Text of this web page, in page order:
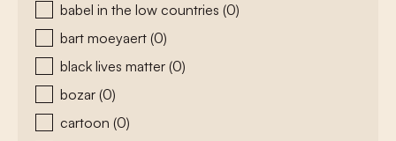
babel in the low countries (0)
bart moeyaert (0)
black lives matter (0)
bozar (0)
cartoon (0)